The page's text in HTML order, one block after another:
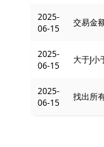
2025-
06-15
交易金
2025-
06-15
大于J小
2025-
06-15
找出所